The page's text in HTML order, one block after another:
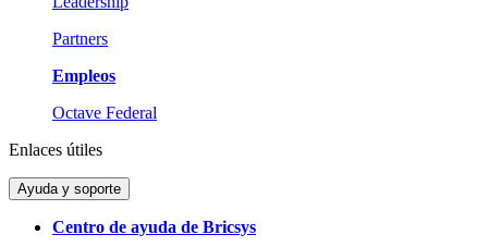
Partners
Empleos
Octave Federal
Enlaces útiles
Ayuda y soporte
Centro de ayuda de Bricsys